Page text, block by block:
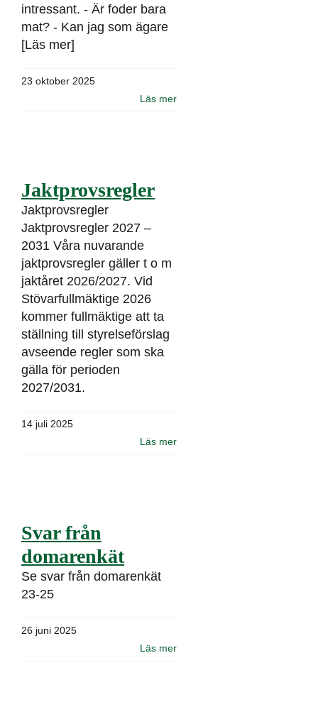
intressant. - Är foder bara
mat? - Kan jag som ägare
[Läs mer]
23 oktober 2025
Läs mer
Jaktprovsregler
Jaktprovsregler
Jaktprovsregler 2027 –
2031 Våra nuvarande
jaktprovsregler gäller t o m
jaktåret 2026/2027. Vid
Stövarfullmäktige 2026
kommer fullmäktige att ta
ställning till styrelseförslag
avseende regler som ska
gälla för perioden
2027/2031.
14 juli 2025
Läs mer
Svar från
domarenkät
Se svar från domarenkät
23-25
26 juni 2025
Läs mer